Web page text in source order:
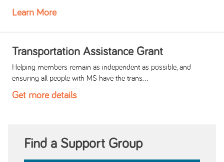
Learn More
Transportation Assistance Grant
Helping members remain as independent as possible, and
ensuring all people with MS have the trans...
Get more details
Find a Support Group